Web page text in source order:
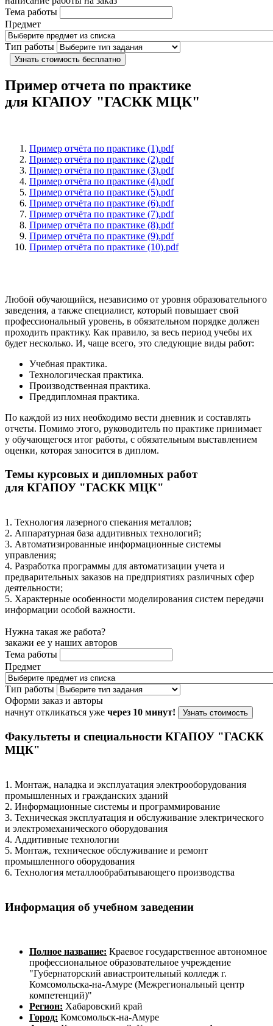
Тема работы
Предмет
Тип работы
Узнать стоимость бесплатно
Пример отчета по практике
для КГАПОУ "ГАСКК МЦК"
Пример отчёта по практике (1).pdf
Пример отчёта по практике (2).pdf
Пример отчёта по практике (3).pdf
Пример отчёта по практике (4).pdf
Пример отчёта по практике (5).pdf
Пример отчёта по практике (6).pdf
Пример отчёта по практике (7).pdf
Пример отчёта по практике (8).pdf
Пример отчёта по практике (9).pdf
Пример отчёта по практике (10).pdf
Любой обучающийся, независимо от уровня образовательного
заведения, а также специалист, который повышает свой
профессиональный уровень, в обязательном порядке должен
проходить практику. Как правило, за весь период учебы их
будет несколько. И, чаще всего, это следующие виды работ:
Учебная практика.
Технологическая практика.
Производственная практика.
Преддипломная практика.
По каждой из них необходимо вести дневник и составлять
отчеты. Помимо этого, руководитель по практике принимает
у обучающегося итог работы, с обязательным выставлением
оценки, которая заносится в диплом.
Темы курсовых и дипломных работ
для КГАПОУ "ГАСКК МЦК"
1. Технология лазерного спекания металлов;
2. Аппаратурная база аддитивных технологий;
3. Автоматизированные информационные системы
управления;
4. Разработка программы для автоматизации учета и
предварительных заказов на предприятиях различных сфер
деятельности;
5. Характерные особенности моделирования систем передачи
информации особой важности.
Нужна такая же работа?
закажи ее у наших авторов
Тема работы
Предмет
Тип работы
Оформи заказ и авторы
начнут откликаться уже через 10 минут! Узнать стоимость
Факультеты и специальности КГАПОУ "ГАСКК
МЦК"
1. Монтаж, наладка и эксплуатация электрооборудования
промышленных и гражданских зданий
2. Информационные системы и программирование
3. Техническая эксплуатация и обслуживание электрического
и электромеханического оборудования
4. Аддитивные технологии
5. Монтаж, техническое обслуживание и ремонт
промышленного оборудования
6. Технология металлообрабатывающего производства
Информация об учебном заведении
Полное название: Краевое государственное автономное
профессиональное образовательное учреждение
"Губернаторский авиастроительный колледж г.
Комсомольска-на-Амуре (Межрегиональный центр
компетенций)"
Регион: Хабаровский край
Город: Комсомольск-на-Амуре